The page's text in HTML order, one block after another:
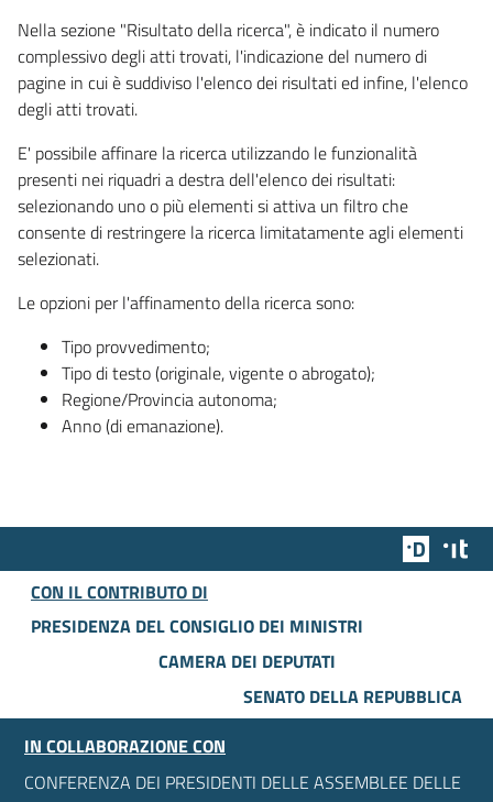
Nella sezione "Risultato della ricerca", è indicato il numero
complessivo degli atti trovati, l'indicazione del numero di
pagine in cui è suddiviso l'elenco dei risultati ed infine, l'elenco
degli atti trovati.
E' possibile affinare la ricerca utilizzando le funzionalità
presenti nei riquadri a destra dell'elenco dei risultati:
selezionando uno o più elementi si attiva un filtro che
consente di restringere la ricerca limitatamente agli elementi
selezionati.
Le opzioni per l'affinamento della ricerca sono:
Tipo provvedimento;
Tipo di testo (originale, vigente o abrogato);
Regione/Provincia autonoma;
Anno (di emanazione).
Team
CON IL CONTRIBUTO DI
PRESIDENZA DEL CONSIGLIO DEI MINISTRI
CAMERA DEI DEPUTATI
SENATO DELLA REPUBBLICA
IN COLLABORAZIONE CON
CONFERENZA DEI PRESIDENTI DELLE ASSEMBLEE DELLE